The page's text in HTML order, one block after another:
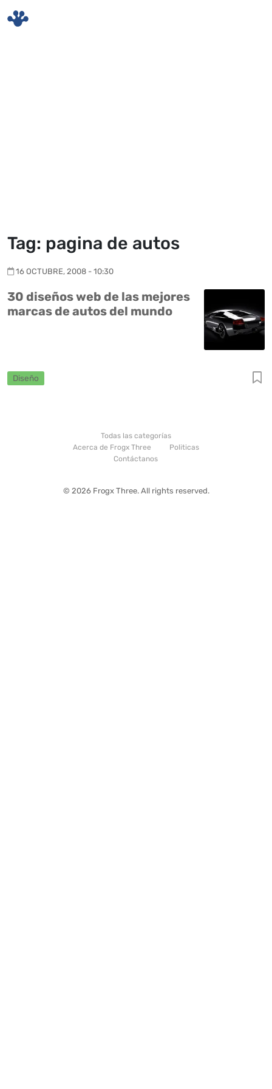
Tag: pagina de autos
16 OCTUBRE, 2008 - 10:30
30 diseños web de las mejores
marcas de autos del mundo
Diseño
Todas las categorías
Acerca de Frogx Three
Politicas
Contáctanos
© 2026 Frogx Three. All rights reserved.